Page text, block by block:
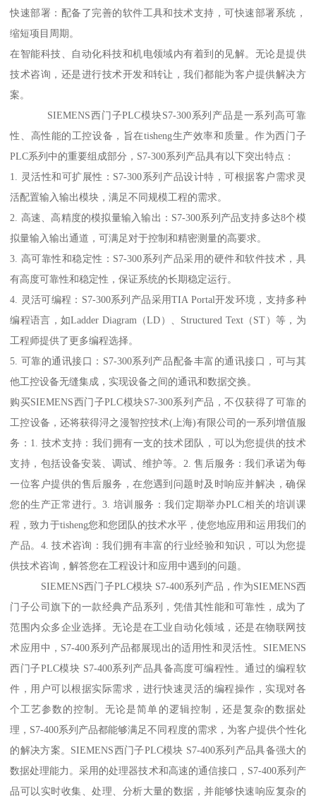
快速部署：配备了完善的软件工具和技术支持，可快速部署系统，
缩短项目周期。
在智能科技、自动化科技和机电领域内有着到的见解。无论是提供
技术咨询，还是进行技术开发和转让，我们都能为客户提供解决方
案。
SIEMENS西门子PLC模块S7-300系列产品是一系列高可靠
性、高性能的工控设备，旨在tisheng生产效率和质量。作为西门子
PLC系列中的重要组成部分，S7-300系列产品具有以下突出特点：
1. 灵活性和可扩展性：S7-300系列产品设计特，可根据客户需求灵
活配置输入输出模块，满足不同规模工程的需求。
2. 高速、高精度的模拟量输入输出：S7-300系列产品支持多达8个模
拟量输入输出通道，可满足对于控制和精密测量的高要求。
3. 高可靠性和稳定性：S7-300系列产品采用的硬件和软件技术，具
有高度可靠性和稳定性，保证系统的长期稳定运行。
4. 灵活可编程：S7-300系列产品采用TIA Portal开发环境，支持多种
编程语言，如Ladder Diagram（LD）、Structured Text（ST）等，为
工程师提供了更多编程选择。
5. 可靠的通讯接口：S7-300系列产品配备丰富的通讯接口，可与其
他工控设备无缝集成，实现设备之间的通讯和数据交换。
购买SIEMENS西门子PLC模块S7-300系列产品，不仅获得了可靠的
工控设备，还将获得浔之漫智控技术(上海)有限公司的一系列增值服
务：1. 技术支持：我们拥有一支的技术团队，可以为您提供的技术
支持，包括设备安装、调试、维护等。2. 售后服务：我们承诺为每
一位客户提供的售后服务，在您遇到问题时及时响应并解决，确保
您的生产正常进行。3. 培训服务：我们定期举办PLC相关的培训课
程，致力于tisheng您和您团队的技术水平，使您地应用和运用我们的
产品。4. 技术咨询：我们拥有丰富的行业经验和知识，可以为您提
供技术咨询，解答您在工程设计和应用中遇到的问题。
SIEMENS西门子PLC模块 S7-400系列产品，作为SIEMENS西
门子公司旗下的一款经典产品系列，凭借其性能和可靠性，成为了
范围内众多企业选择。无论是在工业自动化领域，还是在物联网技
术应用中，S7-400系列产品都展现出的适用性和灵活性。SIEMENS
西门子PLC模块 S7-400系列产品具备高度可编程性。通过的编程软
件，用户可以根据实际需求，进行快速灵活的编程操作，实现对各
个工艺参数的控制。无论是简单的逻辑控制，还是复杂的数据处
理，S7-400系列产品都能够满足不同程度的需求，为客户提供个性化
的解决方案。SIEMENS西门子PLC模块 S7-400系列产品具备强大的
数据处理能力。采用的处理器技术和高速的通信接口，S7-400系列产
品可以实时收集、处理、分析大量的数据，并能够快速响应复杂的